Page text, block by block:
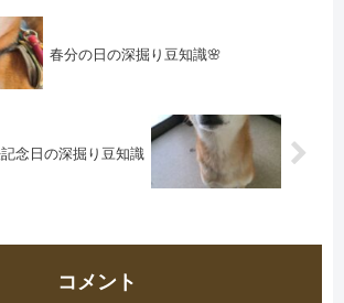
春分の日の深掘り豆知識🌸
念日の深掘り豆知識
コメント